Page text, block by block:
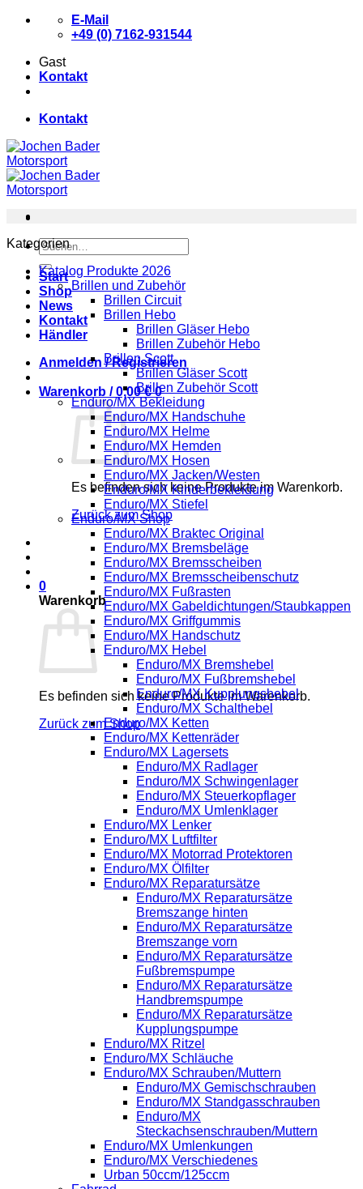
Zum
E-Mail
+49 (0) 7162-931544
Gast
Kontakt
Kontakt
Suchen
nach:
Start
Shop
News
Kontakt
Händler
Anmelden / Registrieren
Warenkorb /0,00€ 0
Es befinden sich keine Produkte im Warenkorb.
Zurück zum Shop
0
Warenkorb
Es befinden sich keine Produkte im Warenkorb.
Zurück zum Shop
Kategorien
Katalog Produkte 2026
Brillen und Zubehör
Brillen Circuit
Brillen Hebo
Brillen Gläser Hebo
Brillen Zubehör Hebo
Brillen Scott
Brillen Gläser Scott
Brillen Zubehör Scott
Enduro/MX Bekleidung
Enduro/MX Handschuhe
Enduro/MX Helme
Enduro/MX Hemden
Enduro/MX Hosen
Enduro/MX Jacken/Westen
Enduro/MX Kinderbekleidung
Enduro/MX Stiefel
Enduro/MX Shop
Enduro/MX Braktec Original
Enduro/MX Bremsbeläge
Enduro/MX Bremsscheiben
Enduro/MX Bremsscheibenschutz
Enduro/MX Fußrasten
Enduro/MX Gabeldichtungen/Staubkappen
Enduro/MX Griffgummis
Enduro/MX Handschutz
Enduro/MX Hebel
Enduro/MX Bremshebel
Enduro/MX Fußbremshebel
Enduro/MX Kupplungshebel
Enduro/MX Schalthebel
Enduro/MX Ketten
Enduro/MX Kettenräder
Enduro/MX Lagersets
Enduro/MX Radlager
Enduro/MX Schwingenlager
Enduro/MX Steuerkopflager
Enduro/MX Umlenklager
Enduro/MX Lenker
Enduro/MX Luftfilter
Enduro/MX Motorrad Protektoren
Enduro/MX Ölfilter
Enduro/MX Reparatursätze
Enduro/MX Reparatursätze
Bremszange hinten
Enduro/MX Reparatursätze
Bremszange vorn
Enduro/MX Reparatursätze
Fußbremspumpe
Enduro/MX Reparatursätze
Handbremspumpe
Enduro/MX Reparatursätze
Kupplungspumpe
Enduro/MX Ritzel
Enduro/MX Schläuche
Enduro/MX Schrauben/Muttern
Enduro/MX Gemischschrauben
Enduro/MX Standgasschrauben
Enduro/MX
Steckachsenschrauben/Muttern
Enduro/MX Umlenkungen
Enduro/MX Verschiedenes
Urban 50ccm/125ccm